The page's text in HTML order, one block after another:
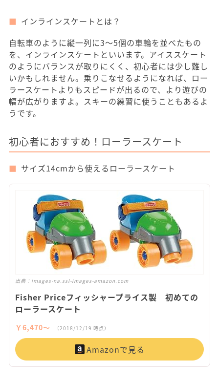
インラインスケートとは？
自転車のように縦一列に3～5個の車輪を並べたもの
を、インラインスケートといいます。アイススケート
のようにバランスが取りにくく、初心者には少し難し
いかもしれません。乗りこなせるようになれば、ロー
ラースケートよりもスピードが出るので、より遊びの
幅が広がりますよ。スキーの練習に使うこともあるよ
うです。
初心者におすすめ！ローラースケート
サイズ14cmから使えるローラースケート
出典： images-na.ssl-images-amazon.com
Fisher Priceフィッシャープライス製 初めての
ローラースケート
￥6,470〜 （2018/12/19 時点）
Amazonで見る